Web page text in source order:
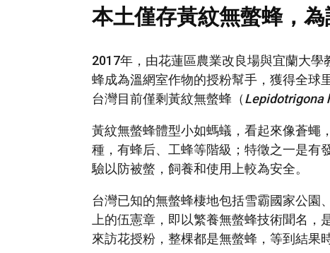
本土僅存黃紋無螫蜂，
2017年，由花蓮區農業改良場與宜蘭大
蜂成為溫網室作物的授粉幫手，獲得全球
台灣目前僅剩黃紋無螫蜂（Lepidotrigona
黃紋無螫蜂體型小如螞蟻，看起來像蒼蠅
種，有蜂后、工蜂等階級；特徵之一是有
驗以防被螫，飼養和使用上較為安全。
台灣已知的無螫蜂棲地包括雪霸國家公園
上的伍憲章，即以繁養無螫蜂技術聞名，
來訪花授粉，整棵都是無螫蜂，等到結果